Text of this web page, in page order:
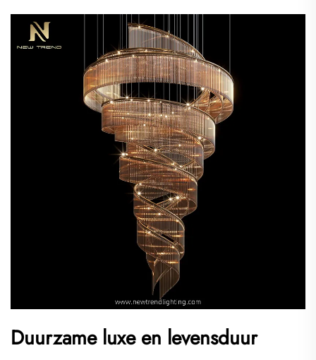
Duurzame luxe en levensduur